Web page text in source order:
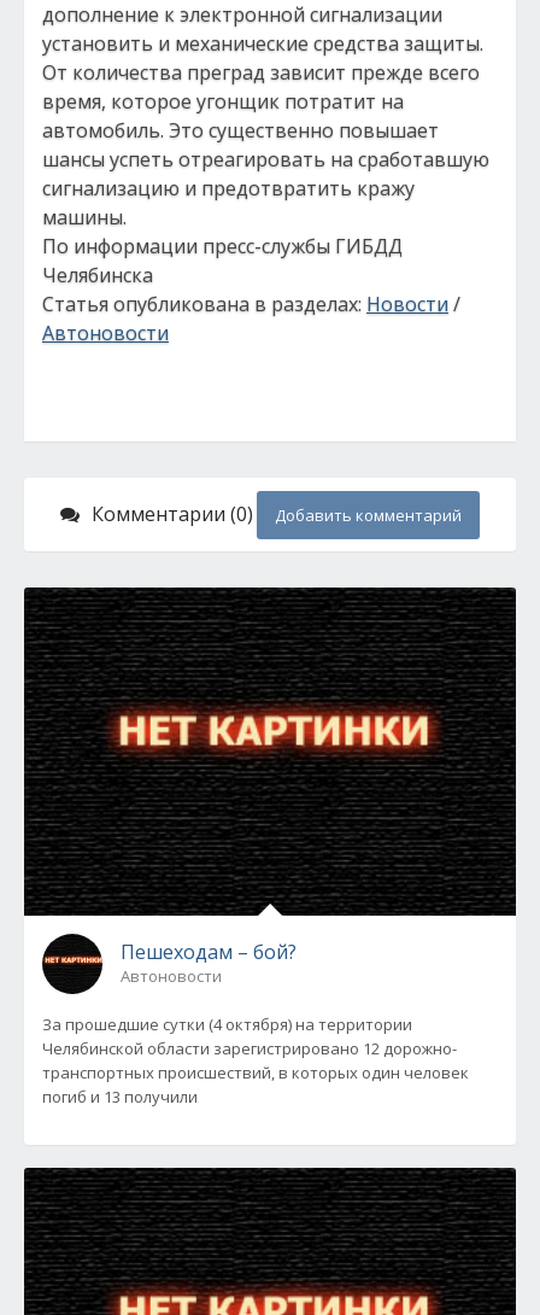
дополнение к электронной сигнализации
установить и механические средства защиты.
От количества преград зависит прежде всего
время, которое угонщик потратит на
автомобиль. Это существенно повышает
шансы успеть отреагировать на сработавшую
сигнализацию и предотвратить кражу
машины.
По информации пресс-службы ГИБДД
Челябинска
Статья опубликована в разделах: Новости/
Автоновости
Комментарии (0) Добавить комментарий
Пешеходам – бой?
Автоновости
За прошедшие сутки (4 октября) на территории
Челябинской области зарегистрировано 12 дорожно-
транспортных происшествий, в которых один человек
погиб и 13 получили